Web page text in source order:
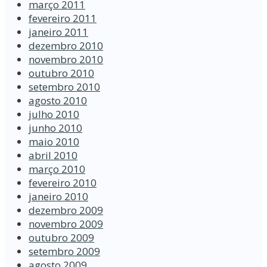
março 2011
fevereiro 2011
janeiro 2011
dezembro 2010
novembro 2010
outubro 2010
setembro 2010
agosto 2010
julho 2010
junho 2010
maio 2010
abril 2010
março 2010
fevereiro 2010
janeiro 2010
dezembro 2009
novembro 2009
outubro 2009
setembro 2009